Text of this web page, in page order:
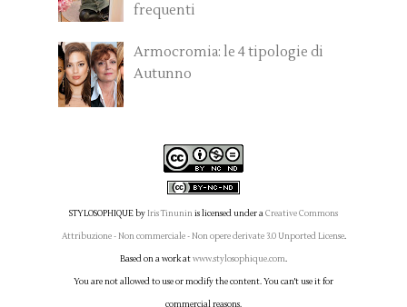
frequenti
Armocromia: le 4 tipologie di
Autunno
STYLOSOPHIQUE byIris Tinuninis licensed under aCreative Commons
Attribuzione - Non commerciale - Non opere derivate 3.0 Unported License.
Based on a work atwww.stylosophique.com.
You are not allowed to use or modify the content. You can't use it for
commercial reasons.